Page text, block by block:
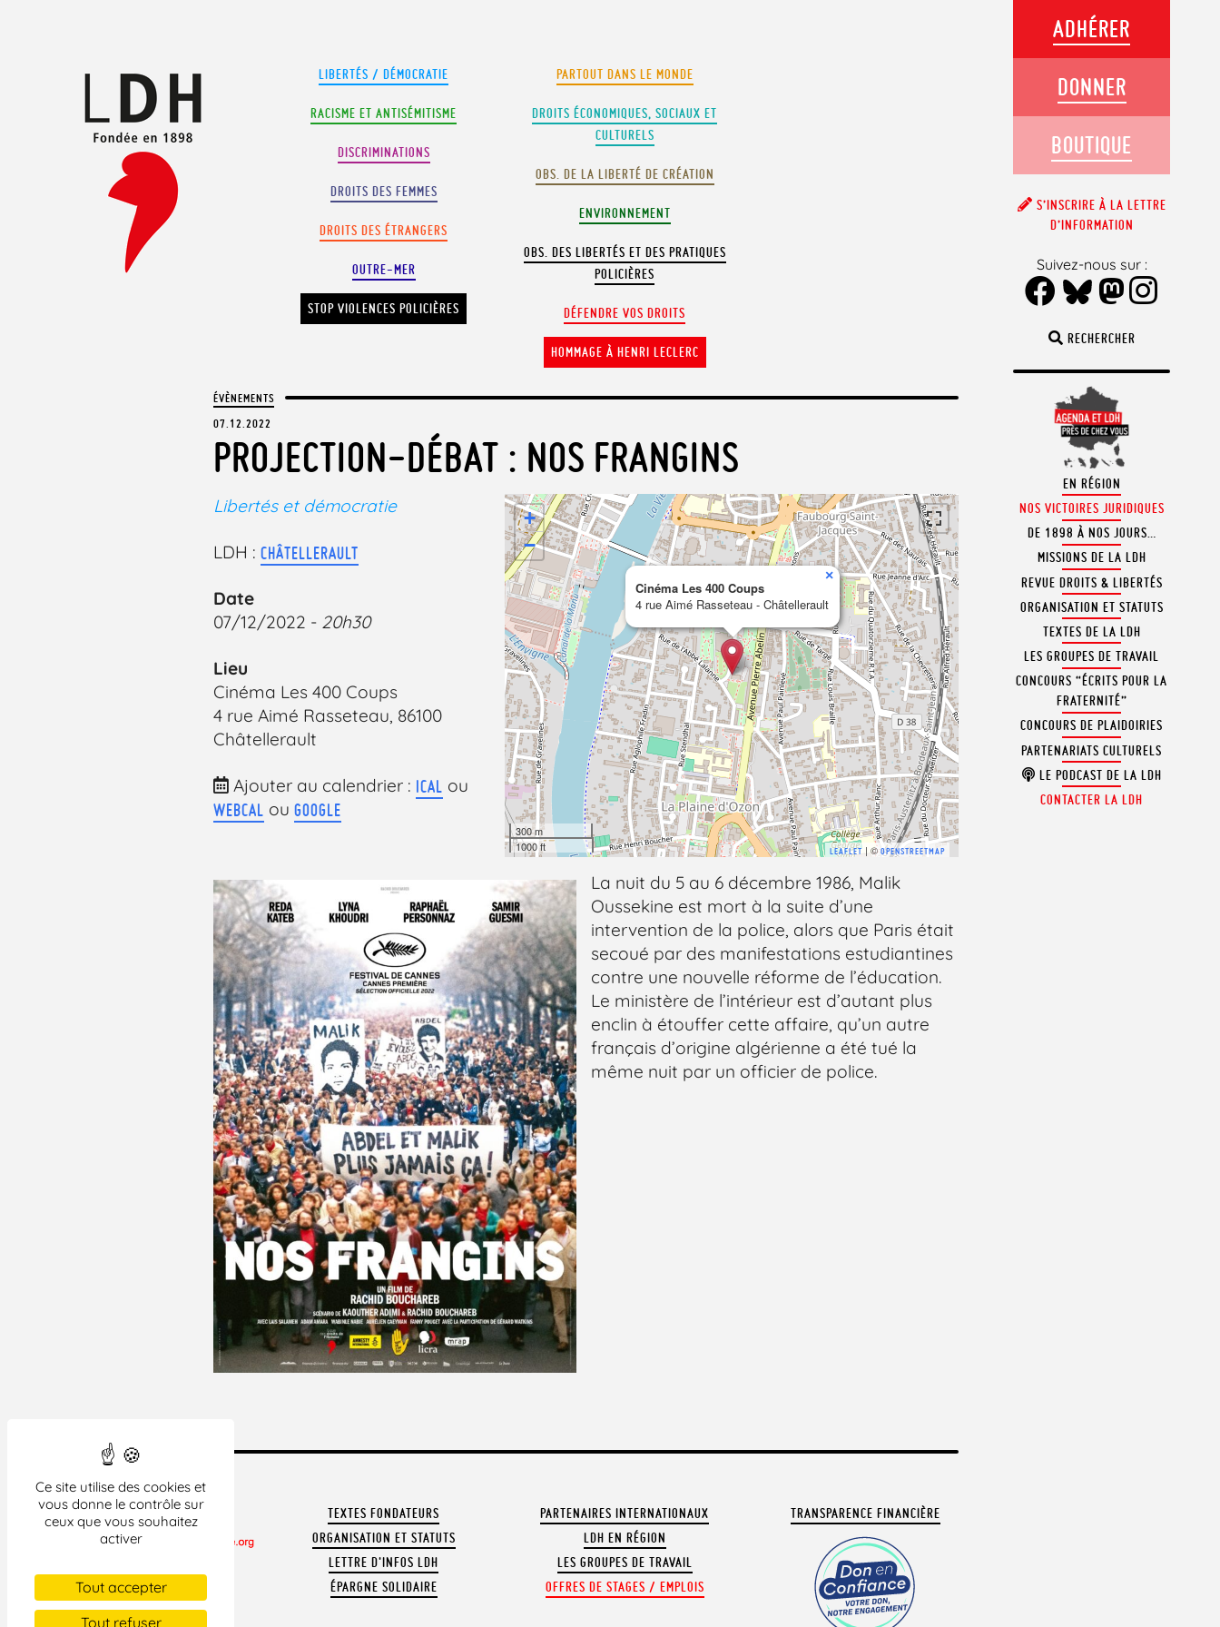
Ce site utilise des cookies et
vous donne le contrôle sur
ceux que vous souhaitez
activer
Tout accepter
Tout refuser
LIBERTÉS / DÉMOCRATIE
RACISME ET ANTISÉMITISME
DISCRIMINATIONS
DROITS DES FEMMES
DROITS DES ÉTRANGERS
OUTRE-MER
STOP VIOLENCES POLICIÈRES
PARTOUT DANS LE MONDE
DROITS ÉCONOMIQUES, SOCIAUX ET
CULTURELS
OBS. DE LA LIBERTÉ DE CRÉATION
ENVIRONNEMENT
OBS. DES LIBERTÉS ET DES PRATIQUES
POLICIÈRES
DÉFENDRE VOS DROITS
HOMMAGE À HENRI LECLERC
ÉVÈNEMENTS
07.12.2022
PROJECTION-DÉBAT : NOS FRANGINS
Cinéma Les 400 Coups
4 rue Aimé Rasseteau - Châtellerault
×
+
−
300 m
1000 ft
LEAFLET | ©OPENSTREETMAP
Libertés et démocratie
LDH :CHÂTELLERAULT
Date
07/12/2022 - 20h30
Lieu
Cinéma Les 400 Coups
4 rue Aimé Rasseteau, 86100
Châtellerault
Ajouter au calendrier : ICAL ou
WEBCAL ouGOOGLE
La nuit du 5 au 6 décembre 1986, Malik
Oussekine est mort à la suite d’une
intervention de la police, alors que Paris était
secoué par des manifestations estudiantines
contre une nouvelle réforme de l’éducation.
Le ministère de l’intérieur est d’autant plus
enclin à étouffer cette affaire, qu’un autre
français d’origine algérienne a été tué la
même nuit par un officier de police.
CONTACTER LA LDH
REVUE DE PRESSE
ARCHIVES
TEXTES FONDATEURS
ORGANISATION ET STATUTS
LETTRE D'INFOS LDH
ÉPARGNE SOLIDAIRE
PARTENAIRES INTERNATIONAUX
LDH EN RÉGION
LES GROUPES DE TRAVAIL
OFFRES DE STAGES / EMPLOIS
TRANSPARENCE FINANCIÈRE
RECHERCHER
EN RÉGION
NOS VICTOIRES JURIDIQUES
DE 1898 À NOS JOURS…
MISSIONS DE LA LDH
REVUE DROITS & LIBERTÉS
ORGANISATION ET STATUTS
TEXTES DE LA LDH
LES GROUPES DE TRAVAIL
CONCOURS “ÉCRITS POUR LA
FRATERNITÉ”
CONCOURS DE PLAIDOIRIES
PARTENARIATS CULTURELS
LE PODCAST DE LA LDH
CONTACTER LA LDH
ADHÉRER
DONNER
BOUTIQUE
S’INSCRIRE À LA LETTRE
D’INFORMATION
Suivez-nous sur :